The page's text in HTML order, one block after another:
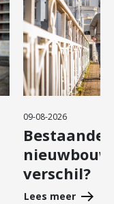
09-08-2026
Bestaande
verschil?
Lees meer